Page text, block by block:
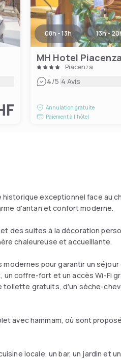
08h - 13h 13h -
MH Hotel
Piacenza
4/5|4 Avis
Annulation gratuite
Paiement à l'hôtel
historique exceptionnel face au
d'antan et confort moderne.
des suites à la décoration
chaleureuse et accueillante.
pour garantir un séjour
un coffre-fort et un accès Wi-Fi
toilette gratuits, d'un sèche-
avec hammam, où sont
locale, un bar, un jardin et